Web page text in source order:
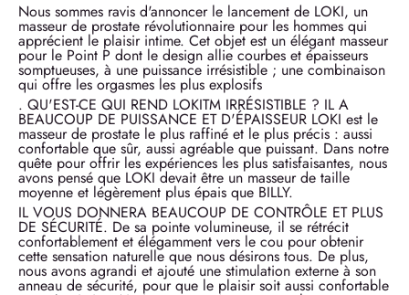
Nous sommes ravis d'annoncer le lancement de LOKI, un
masseur de prostate révolutionnaire pour les hommes qui
apprécient le plaisir intime. Cet objet est un élégant masseur
pour le Point P dont le design allie courbes et épaisseurs
somptueuses, à une puissance irrésistible ; une combinaison
qui offre les orgasmes les plus explosifs
. QU'EST-CE QUI REND LOKITM IRRÉSISTIBLE ? IL A
BEAUCOUP DE PUISSANCE ET D'ÉPAISSEUR LOKI est le
masseur de prostate le plus raffiné et le plus précis : aussi
confortable que sûr, aussi agréable que puissant. Dans notre
quête pour offrir les expériences les plus satisfaisantes, nous
avons pensé que LOKI devait être un masseur de taille
moyenne et légèrement plus épais que BILLY.
IL VOUS DONNERA BEAUCOUP DE CONTRÔLE ET PLUS
DE SÉCURITÉ. De sa pointe volumineuse, il se rétrécit
confortablement et élégamment vers le cou pour obtenir
cette sensation naturelle que nous désirons tous. De plus,
nous avons agrandi et ajouté une stimulation externe à son
anneau de sécurité, pour que le plaisir soit aussi confortable